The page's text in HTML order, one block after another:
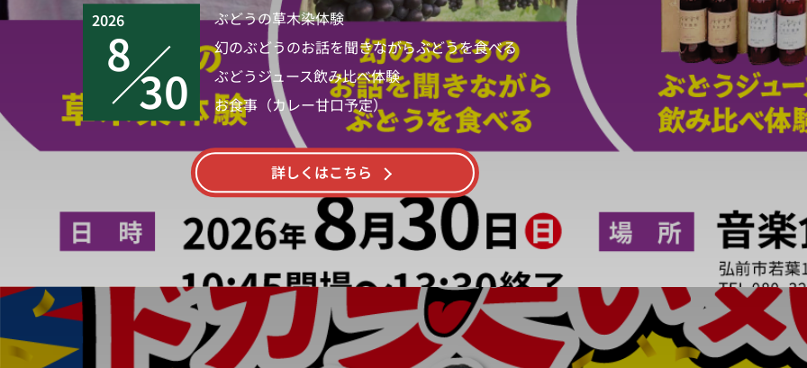
2026
8
30
ぶどうの草木染体験
幻のぶどうのお話を聞きながらぶどうを食べる
ぶどうジュース飲み比べ体験
お食事（カレー甘口予定）
詳しくはこちら